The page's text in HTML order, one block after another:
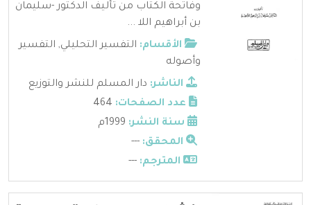
وفاتحة الكتاب من تأليف الدكتور -سليمان
بن أبراهيم اللا ...
الأقسام: التفسير التحليلي, التفسير
وأصوله
الناشر: دار المسلم للنشر والتوزيع
عدد الصفحات:
سنة النشر:
المحقق: ---
المترجم: ---